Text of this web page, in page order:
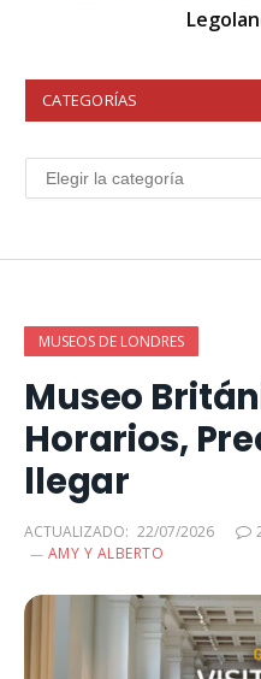
CATEGORÍAS
MUSEOS DE LONDRES
Museo
Horarios,
llegar
ACTUALIZADO: 22/07/2026
AMY Y ALBERTO